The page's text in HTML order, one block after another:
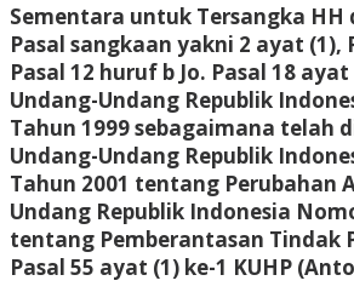
Sementara untuk Tersangka
Pasal sangkaan yakni 2 ayat (1),
Pasal 12 huruf b Jo. Pasal 18
Undang-Undang Republik
Tahun 1999 sebagaimana telah
Undang-Undang Republik
Tahun 2001 tentang Perubahan
Undang Republik Indonesia
tentang Pemberantasan Tindak
Pasal 55 ayat (1) ke-1 KUHP